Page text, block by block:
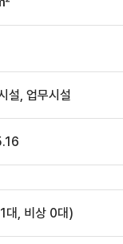
설, 업무시설
대, 비상 0대)